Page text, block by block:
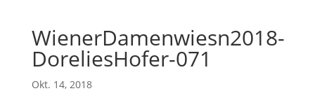
WienerDamenwiesn2018-
DoreliesHofer-071
Okt. 14, 2018